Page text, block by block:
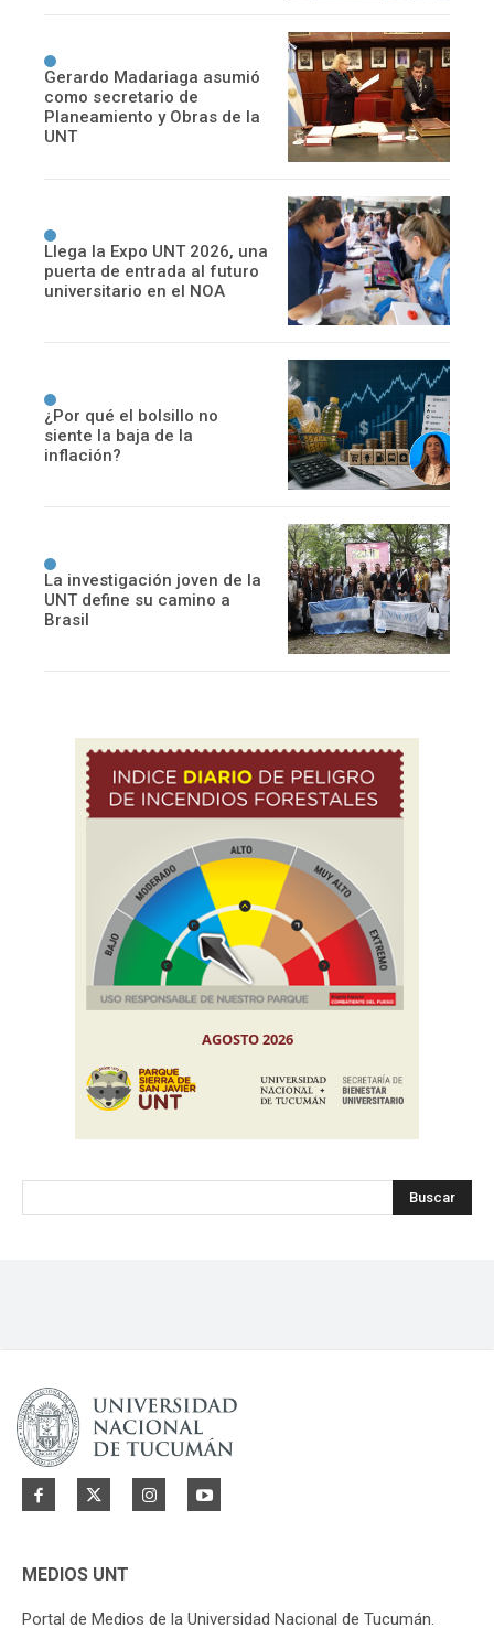
Gerardo Madariaga asumió
como secretario de
Planeamiento y Obras de la
UNT
Llega la Expo UNT 2026, una
puerta de entrada al futuro
universitario en el NOA
¿Por qué el bolsillo no
siente la baja de la
inflación?
La investigación joven de la
UNT define su camino a
Brasil
Buscar
MEDIOS UNT
Portal de Medios de la Universidad Nacional de Tucumán.